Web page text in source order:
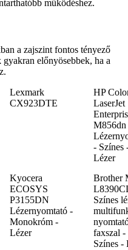
működéshez.
a zajszint fontos tényező
előnyösebbek, ha a
Lexmark
CX923DTE
HP
LaserJet
M856dn
- Színes
Lézer
Kyocera
ECOSYS
P3155DN
Lézernyomtató -
Monokróm -
Lézer
Brother
Színes
faxszal -
Színes -